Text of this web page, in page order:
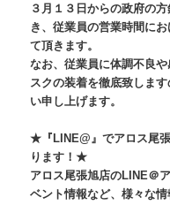
３月１３日からの政府の
き、従業員の営業時間に
て頂きます。
なお、従業員に体調不良
スクの装着を徹底致しま
い申し上げます。
★『LINE@』でアロス尾
ります！★
アロス尾張旭店のLINE＠
ベント情報など、様々な情